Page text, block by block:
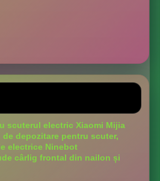
scuterul electric Xiaomi Mijia
de depozitare pentru scuter,
electrice Ninebot
cârlig frontal din nailon și